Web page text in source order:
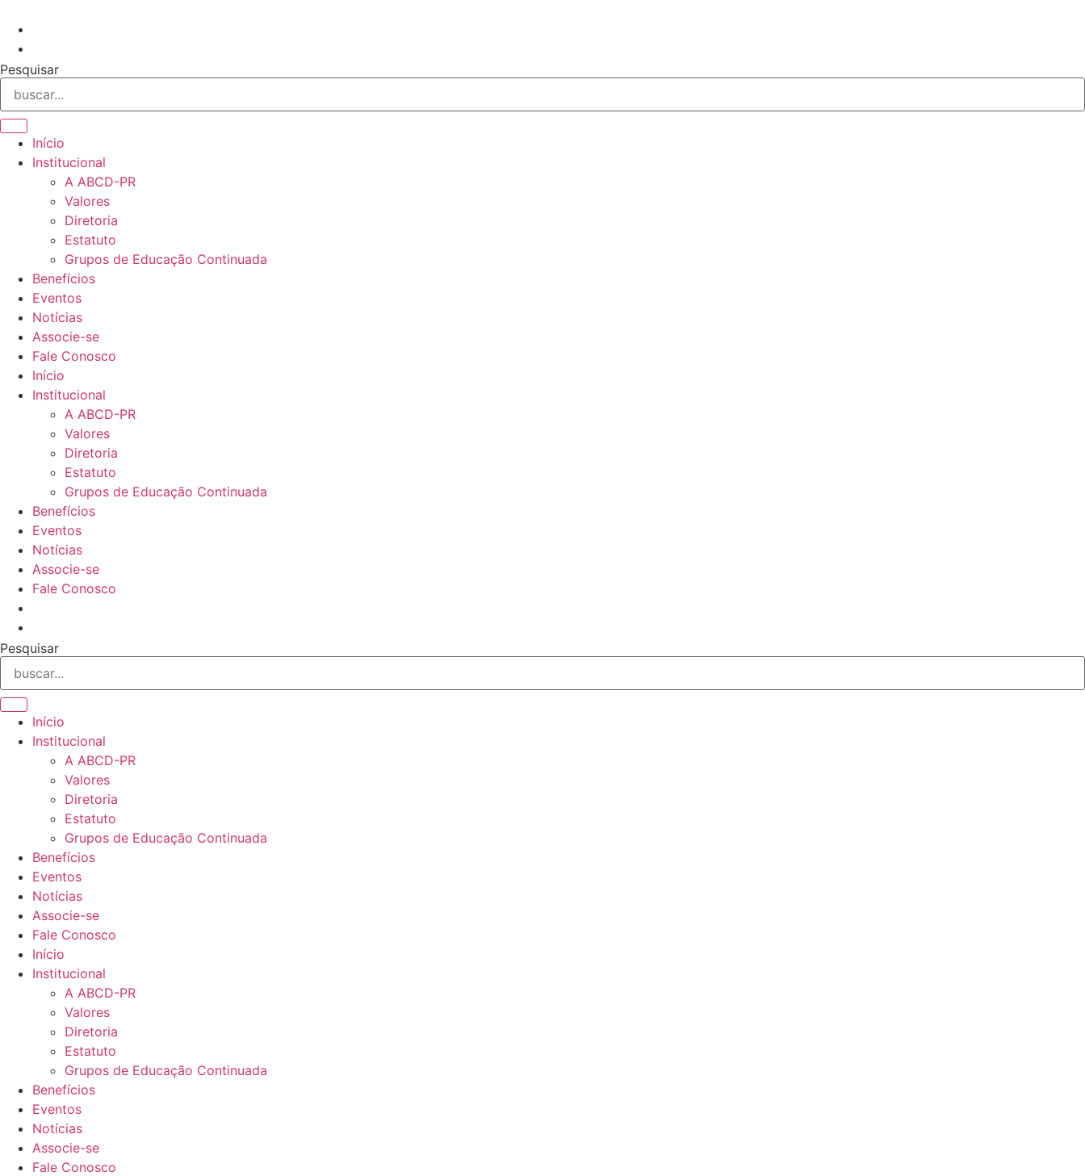
para
conteúdo
Pesquisar
Início
Institucional
A ABCD-PR
Valores
Diretoria
Estatuto
Grupos de Educação Continuada
Benefícios
Eventos
Notícias
Associe-se
Fale Conosco
Início
Institucional
A ABCD-PR
Valores
Diretoria
Estatuto
Grupos de Educação Continuada
Benefícios
Eventos
Notícias
Associe-se
Fale Conosco
Pesquisar
Início
Institucional
A ABCD-PR
Valores
Diretoria
Estatuto
Grupos de Educação Continuada
Benefícios
Eventos
Notícias
Associe-se
Fale Conosco
Início
Institucional
A ABCD-PR
Valores
Diretoria
Estatuto
Grupos de Educação Continuada
Benefícios
Eventos
Notícias
Associe-se
Fale Conosco